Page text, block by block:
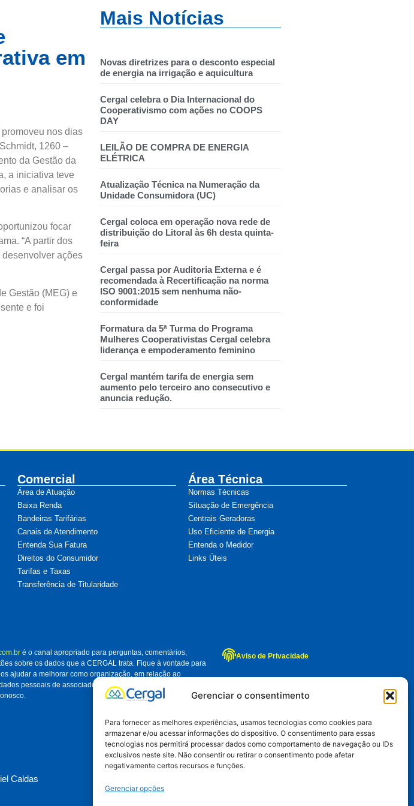
Gerenciar o consentimento
Para fornecer as melhores experiências, usamos tecnologias como cookies para
armazenar e/ou acessar informações do dispositivo. O consentimento para essas
tecnologias nos permitirá processar dados como comportamento de navegação ou IDs
exclusivos neste site. Não consentir ou retirar o consentimento pode afetar
negativamente certos recursos e funções.
Gerenciar opções
em
nos dias
1260 –
da Gestão da
a iniciativa teve
e analisar os
focar
“A partir dos
ações
Gestão (MEG) e
e foi
Mais Notícias
Novas diretrizes para o desconto especial
de energia na irrigação e aquicultura
Cergal celebra o Dia Internacional do
Cooperativismo com ações no COOPS
DAY
LEILÃO DE COMPRA DE ENERGIA
ELÉTRICA
Atualização Técnica na Numeração da
Unidade Consumidora (UC)
Cergal coloca em operação nova rede de
distribuição do Litoral às 6h desta quinta-
feira
Cergal passa por Auditoria Externa e é
recomendada à Recertificação na norma
ISO 9001:2015 sem nenhuma não-
conformidade
Formatura da 5ª Turma do Programa
Mulheres Cooperativistas Cergal celebra
liderança e empoderamento feminino
Cergal mantém tarifa de energia sem
aumento pelo terceiro ano consecutivo e
anuncia redução.
Comercial
Área de Atuação
Baixa Renda
Bandeiras Tarifárias
Canais de Atendimento
Entenda Sua Fatura
Direitos do Consumidor
Tarifas e Taxas
Transferência de Titularidade
Área Técnica
Normas Técnicas
Situação de Emergência
Centrais Geradoras
Uso Eficiente de Energia
Entenda o Medidor
Links Úteis
é o canal apropriado para perguntas, comentários,
sobre os dados que a CERGAL trata. Fique à vontade para
ajudar a melhorar como organização, em relação ao
pessoais de associados, clientes e demais pessoas que
Aviso de Privacidade
Caldas